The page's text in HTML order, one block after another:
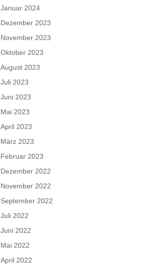
Januar 2024
Dezember 2023
November 2023
Oktober 2023
August 2023
Juli 2023
Juni 2023
Mai 2023
April 2023
März 2023
Februar 2023
Dezember 2022
November 2022
September 2022
Juli 2022
Juni 2022
Mai 2022
April 2022